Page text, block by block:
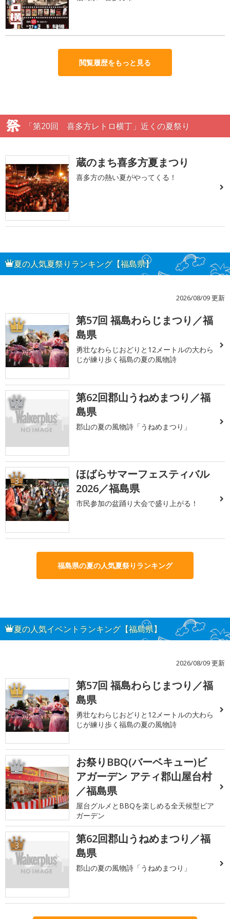
閲覧履歴をもっと見る
「第20回 喜多方レトロ横丁」近くの夏祭り
蔵のまち喜多方夏まつり
喜多方の熱い夏がやってくる！
夏の人気夏祭りランキング【福島県】
2026/08/09 更新
1
第57回 福島わらじまつり／福
島県
勇壮なわらじおどりと12メートルの大わら
じが練り歩く福島の夏の風物詩
2
第62回郡山うねめまつり／福
島県
郡山の夏の風物詩「うねめまつり」
3
ほばらサマーフェスティバル
2026／福島県
市民参加の盆踊り大会で盛り上がる！
福島県の夏の人気夏祭りランキング
夏の人気イベントランキング【福島県】
2026/08/09 更新
1
第57回 福島わらじまつり／福
島県
勇壮なわらじおどりと12メートルの大わら
じが練り歩く福島の夏の風物詩
2
お祭りBBQ(バーベキュー)ビ
アガーデン アティ郡山屋台村
／福島県
屋台グルメとBBQを楽しめる全天候型ビア
ガーデン
3
第62回郡山うねめまつり／福
島県
郡山の夏の風物詩「うねめまつり」